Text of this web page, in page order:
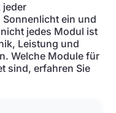
jeder
ein und
jedes Modul ist
Leistung und
Welche Module für
sind, erfahren Sie